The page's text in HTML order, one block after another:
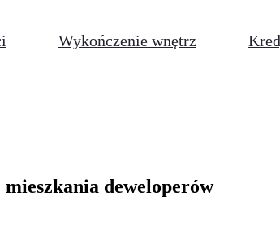
Wykończenie wnętrz
deweloperów